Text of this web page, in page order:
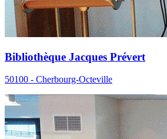
Bibliothèque Jacques Prévert
50100 - Cherbourg-Octeville